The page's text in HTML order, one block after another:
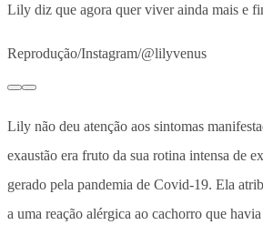
Lily diz que agora quer viver ainda mais e
Reprodução/Instagram/@lilyvenus
Lily não deu atenção aos sintomas
exaustão era fruto da sua rotina intensa de
gerado pela pandemia de Covid-19. Ela
a uma reação alérgica ao cachorro que